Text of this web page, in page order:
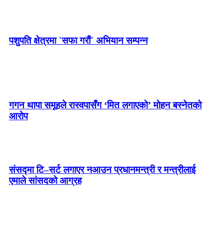
पशुपति क्षेत्रमा `सफा गरौं´ अभियान सम्पन्न
गगन थापा समूहले रास्वपासँग ‘मित लगाएको’ मोहन बस्नेतको
आरोप
संसद्मा टि–सर्ट लगाएर नआउन प्रधानमन्त्री र मन्त्रीलाई
एमाले सांसदको आग्रह